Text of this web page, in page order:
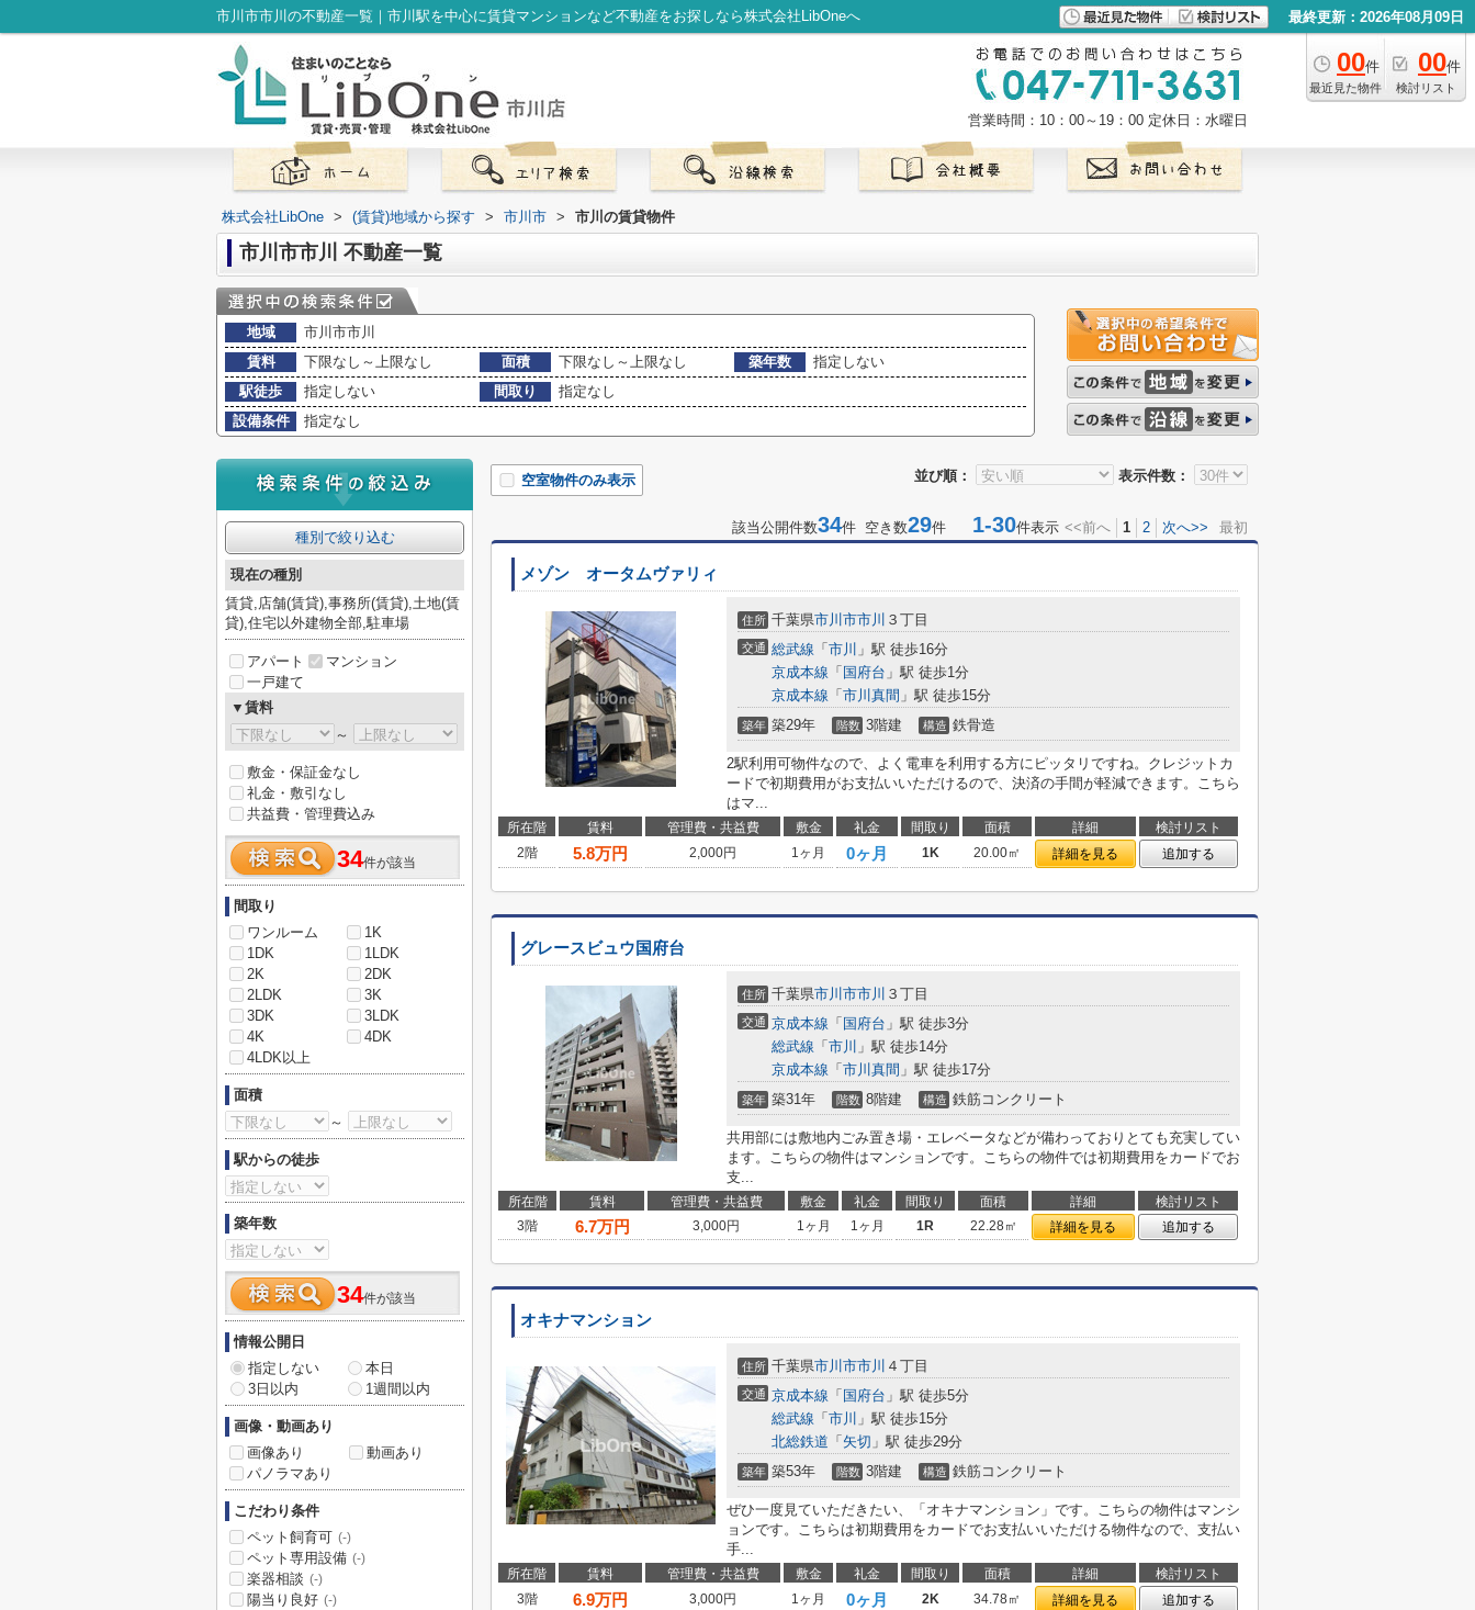
市川市市川の不動産一覧｜市川駅を中心に賃貸マンションなど不動産をお探しなら株式会社LibOneへ 最終更新：2026年08月09日
00件
最近見た物件
00件
検討リスト
営業時間：10：00～19：00 定休日：水曜日
株式会社LibOne > (賃貸)地域から探す > 市川市 > 市川の賃貸物件
市川市市川 不動産一覧
地域
市川市市川
賃料
下限なし～上限なし 面積 下限なし～上限なし 築年数
指定しない
駅徒歩
指定しない 間取り
指定なし
設備条件
指定なし
並び順： 表示件数：
空室物件のみ表示
該当公開件数34件 空き数29件 1-30件表示 <<前へ 1 2 次へ>> 最初
メゾン オータムヴァリィ
住所 千葉県市川市市川 ３丁目
交通 総武線 「 市川 」駅 徒歩16分
京成本線 「 国府台 」駅 徒歩1分
京成本線 「 市川真間 」駅 徒歩15分
築年 築29年 階数 3階建 構造 鉄骨造
2駅利用可物件なので、よく電車を利用する方にピッタリですね。クレジットカ
ードで初期費用がお支払いいただけるので、決済の手間が軽減できます。こちら
はマ...
所在階 賃料 管理費・共益費 敷金 礼金 間取り 面積 詳細
検討リスト
2階
5.8万円 2,000円 1ヶ月 0ヶ月 1K 20.00㎡ 詳細を見る 追加する
グレースビュウ国府台
住所 千葉県市川市市川 ３丁目
交通 京成本線 「 国府台 」駅 徒歩3分
総武線 「 市川 」駅 徒歩14分
京成本線 「 市川真間 」駅 徒歩17分
築年 築31年 階数 8階建 構造 鉄筋コンクリート
共用部には敷地内ごみ置き場・エレベータなどが備わっておりとても充実してい
ます。こちらの物件はマンションです。こちらの物件では初期費用をカードでお
支...
所在階 賃料 管理費・共益費 敷金 礼金 間取り 面積 詳細
検討リスト
3階
6.7万円 3,000円 1ヶ月 1ヶ月 1R 22.28㎡ 詳細を見る 追加する
オキナマンション
住所 千葉県市川市市川 ４丁目
交通 京成本線 「 国府台 」駅 徒歩5分
総武線 「 市川 」駅 徒歩15分
北総鉄道 「 矢切 」駅 徒歩29分
築年 築53年 階数 3階建 構造 鉄筋コンクリート
ぜひ一度見ていただきたい、「オキナマンション」です。こちらの物件はマンシ
ョンです。こちらは初期費用をカードでお支払いいただける物件なので、支払い
手...
所在階 賃料 管理費・共益費 敷金 礼金 間取り 面積 詳細
検討リスト
3階
6.9万円 3,000円 1ヶ月 0ヶ月 2K 34.78㎡ 詳細を見る 追加する
種別で絞り込む
現在の種別
賃貸,店舗(賃貸),事務所(賃貸),土地(賃
貸),住宅以外建物全部,駐車場
アパート
マンション
一戸建て
▼賃料
～
敷金・保証金なし
礼金・敷引なし
共益費・管理費込み
34件が該当
間取り
ワンルーム
1K
1DK
1LDK
2K
2DK
2LDK
3K
3DK
3LDK
4K
4DK
4LDK以上
面積
～
駅からの徒歩
築年数
34件が該当
情報公開日
指定しない
本日
3日以内
1週間以内
画像・動画あり
画像あり
動画あり
パノラマあり
こだわり条件
ペット飼育可 (-)
ペット専用設備 (-)
楽器相談 (-)
陽当り良好 (-)